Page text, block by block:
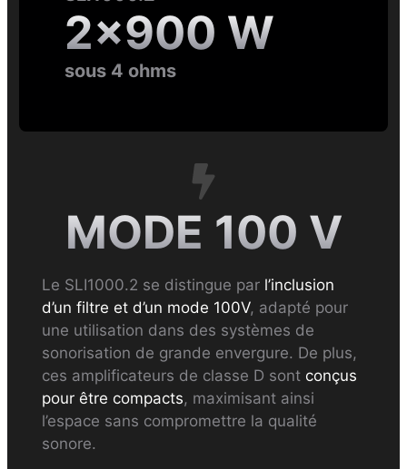
2×900 W
sous 4 ohms
MODE 100 V
Le SLI1000.2 se distingue par l’inclusion
d’un filtre et d’un mode 100V, adapté pour
une utilisation dans des systèmes de
sonorisation de grande envergure. De plus,
ces amplificateurs de classe D sont conçus
pour être compacts, maximisant ainsi
l’espace sans compromettre la qualité
sonore.